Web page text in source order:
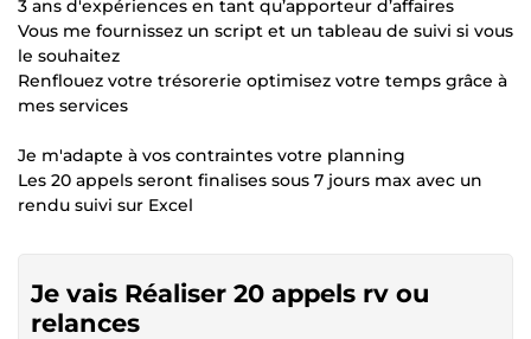
3 ans d'expériences en tant qu’apporteur d’affaires
Vous me fournissez un script et un tableau de suivi si vous
le souhaitez
Renflouez votre trésorerie optimisez votre temps grâce à
mes services
Je m'adapte à vos contraintes votre planning
Les 20 appels seront finalises sous 7 jours max avec un
rendu suivi sur Excel
Je vais Réaliser 20 appels rv ou
relances